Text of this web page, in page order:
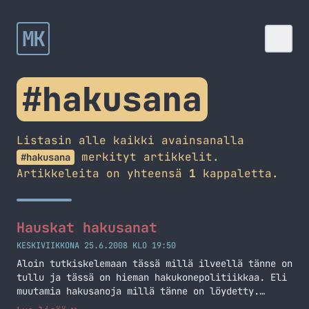
MK
#hakusana
Listasin alle kaikki avainsanalla
#hakusana
merkityt artikkelit.
Artikkeleita on yhteensä 1 kappaletta.
Hauskat hakusanat
KESKIVIIKKONA 25.6.2008 KLO 19:50
Aloin tutkiskelemaan tässä millä ilveellä tänne on
tullu ja tässä on hieman hakukonepolitiikkaa. Eli
muutamia hakusanoja millä tänne on löydetty.
Tämänkaltainen tulos johtuu blogituksesta, koska